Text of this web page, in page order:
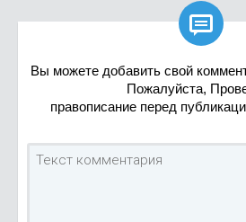

Вы можете добавить свой
Пожалуйста,
правописание перед